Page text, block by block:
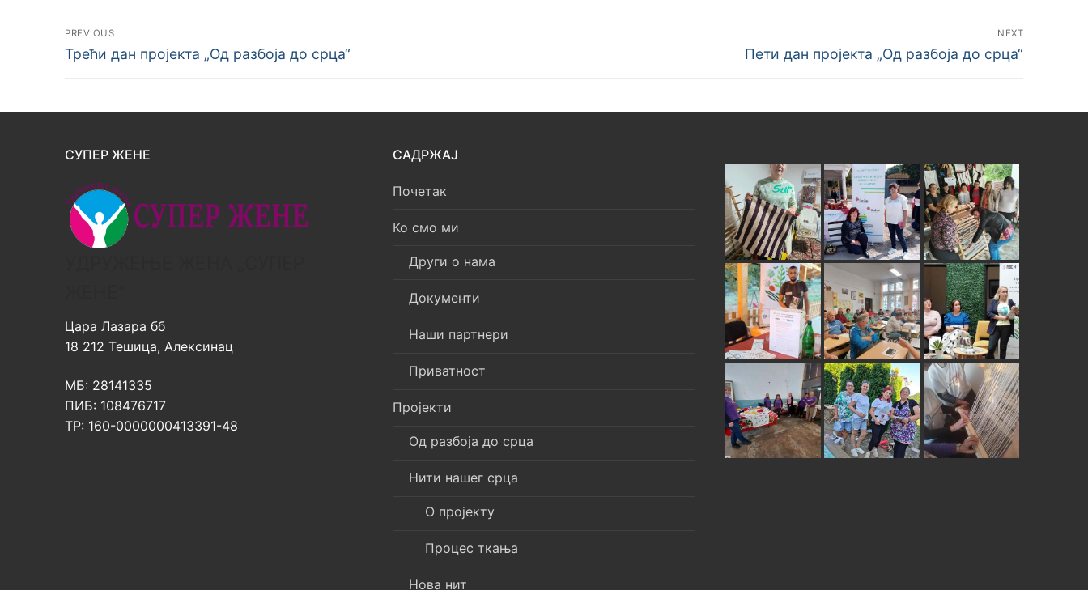
PREVIOUS
Трећи дан пројекта „Од разбоја до срца“
NEXT
Пети дан пројекта „Од разбоја до срца“
СУПЕР ЖЕНЕ
Цара Лазара бб
18 212 Тешица, Алексинац
МБ: 28141335
ПИБ: 108476717
ТР: 160-0000000413391-48
САДРЖАЈ
Почетак
Ко смо ми
Други о нама
Документи
Наши партнери
Приватност
Пројекти
Од разбоја до срца
Нити нашег срца
О пројекту
Процес ткања
Нова нит